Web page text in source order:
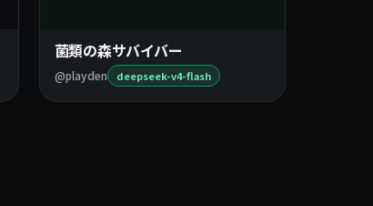
菌類の森サバイバー
@playden deepseek-v4-flash